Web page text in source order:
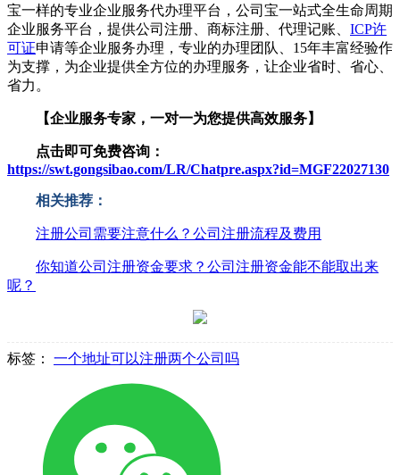
宝一样的专业企业服务代办理平台，公司宝一站式全生命周期
企业服务平台，提供公司注册、商标注册、代理记账、 ICP许
可证申请等企业服务办理，专业的办理团队、15年丰富经验作
为支撑，为企业提供全方位的办理服务，让企业省时、省心、
省力。
【企业服务专家，一对一为您提供高效服务】
点击即可免费咨询：
https://swt.gongsibao.com/LR/Chatpre.aspx?id=MGF22027130
相关推荐：
注册公司需要注意什么？公司注册流程及费用
你知道公司注册资金要求？公司注册资金能不能取出来
呢？
标签： 一个地址可以注册两个公司吗